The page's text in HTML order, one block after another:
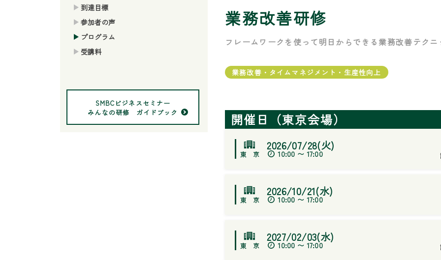
到達目標
参加者の声
プログラム
受講料
SMBCビジネスセミナー
みんなの研修 ガイドブック
業務改善研修
フレームワークを使って明日からできる業務改善テクニ
業務改善・タイムマネジメント・生産性向上
開催日（東京会場）
2026/07/28(火)
10:00 〜 17:00
2026/10/21(水)
10:00 〜 17:00
2027/02/03(水)
10:00 〜 17:00